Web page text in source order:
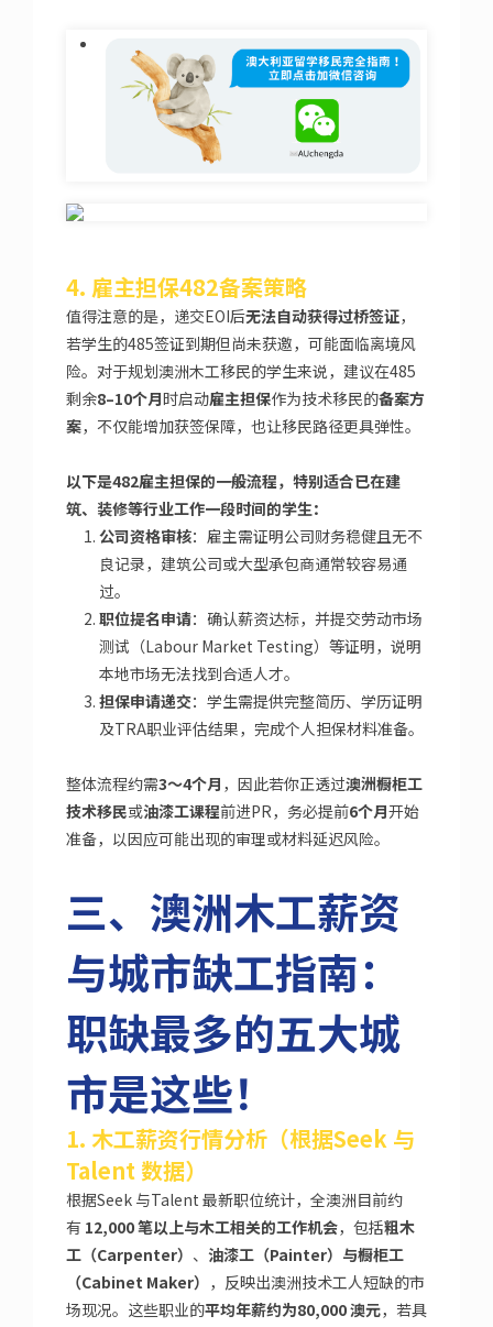
4. 雇主担保482备案策略
值得注意的是，递交EOI后无法自动获得过桥签证，
若学生的485签证到期但尚未获邀，可能面临离境风
险。对于规划澳洲木工移民的学生来说，建议在485
剩余8–10个月时启动雇主担保作为技术移民的备案方
案，不仅能增加获签保障，也让移民路径更具弹性。
以下是482雇主担保的一般流程，特别适合已在建
筑、装修等行业工作一段时间的学生：
公司资格审核：雇主需证明公司财务稳健且无不
良记录，建筑公司或大型承包商通常较容易通
过。
职位提名申请：确认薪资达标，并提交劳动市场
测试（Labour Market Testing）等证明，说明
本地市场无法找到合适人才。
担保申请递交：学生需提供完整简历、学历证明
及TRA职业评估结果，完成个人担保材料准备。
整体流程约需3～4个月 ，因此若你正透过澳洲橱柜工
技术移民或油漆工课程前进PR，务必提前6个月开始
准备，以因应可能出现的审理或材料延迟风险。
三、澳洲木工薪资
与城市缺工指南：
职缺最多的五大城
市是这些！
1. 木工薪资行情分析（根据Seek 与
Talent 数据）
根据Seek 与Talent 最新职位统计，全澳洲目前约
有 12,000 笔以上与木工相关的工作机会，包括粗木
工（Carpenter） 、 油漆工（Painter） 与橱柜工
（Cabinet Maker） ，反映出澳洲技术工人短缺的市
场现况。这些职业的平均年薪约为80,000 澳元，若具